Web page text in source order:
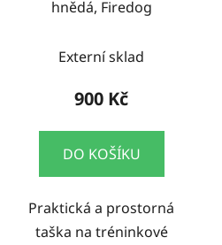
hnědá, Firedog
Externí sklad
900 Kč
DO KOŠÍKU
Praktická a prostorná
taška na tréninkové